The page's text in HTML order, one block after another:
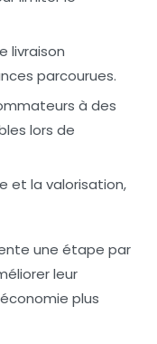
livraison
parcourues.
à des
lors de
et la valorisation,
une étape par
leur
plus